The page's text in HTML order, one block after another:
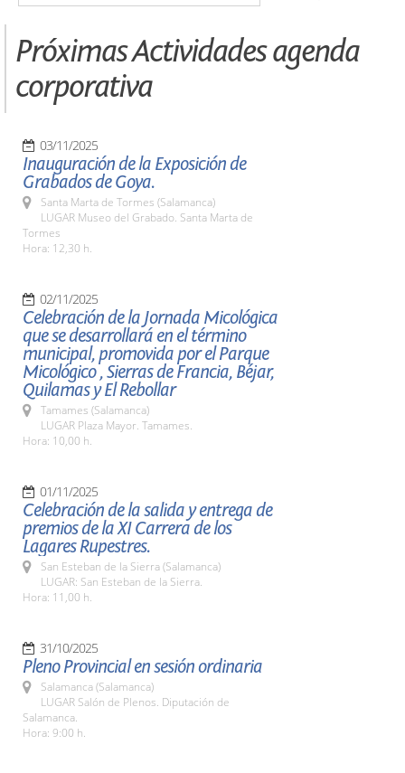
Próximas Actividades agenda
corporativa
03/11/2025
Inauguración de la Exposición de
Grabados de Goya.
Santa Marta de Tormes (Salamanca)
LUGAR Museo del Grabado. Santa Marta de
Tormes
Hora: 12,30 h.
02/11/2025
Celebración de la Jornada Micológica
que se desarrollará en el término
municipal, promovida por el Parque
Micológico , Sierras de Francia, Béjar,
Quilamas y El Rebollar
Tamames (Salamanca)
LUGAR Plaza Mayor. Tamames.
Hora: 10,00 h.
01/11/2025
Celebración de la salida y entrega de
premios de la XI Carrera de los
Lagares Rupestres.
San Esteban de la Sierra (Salamanca)
LUGAR: San Esteban de la Sierra.
Hora: 11,00 h.
31/10/2025
Pleno Provincial en sesión ordinaria
Salamanca (Salamanca)
LUGAR Salón de Plenos. Diputación de
Salamanca.
Hora: 9:00 h.